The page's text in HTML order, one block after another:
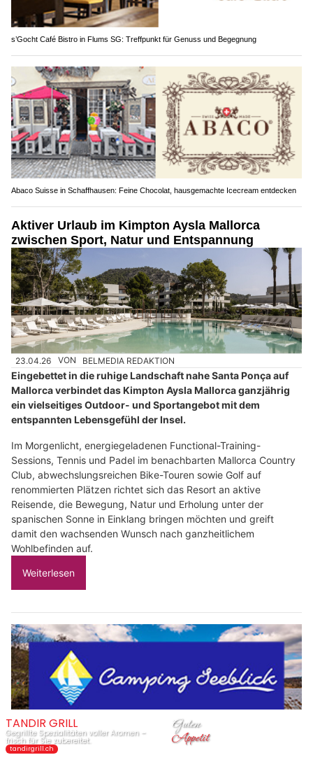
s’Gocht Café Bistro in Flums SG: Treffpunkt für Genuss und Begegnung
Abaco Suisse in Schaffhausen: Feine Chocolat, hausgemachte Icecream entdecken
Aktiver Urlaub im Kimpton Aysla Mallorca
zwischen Sport, Natur und Entspannung
23.04.26 VON BELMEDIA REDAKTION
Eingebettet in die ruhige Landschaft nahe Santa Ponça auf
Mallorca verbindet das Kimpton Aysla Mallorca ganzjährig
ein vielseitiges Outdoor- und Sportangebot mit dem
entspannten Lebensgefühl der Insel.
Im Morgenlicht, energiegeladenen Functional-Training-
Sessions, Tennis und Padel im benachbarten Mallorca Country
Club, abwechslungsreichen Bike-Touren sowie Golf auf
renommierten Plätzen richtet sich das Resort an aktive
Reisende, die Bewegung, Natur und Erholung unter der
spanischen Sonne in Einklang bringen möchten und greift
damit den wachsenden Wunsch nach ganzheitlichem
Wohlbefinden auf.
Weiterlesen
Camping-Seeblick AG: Familiencamping am Hallwilersee in Mosen LU